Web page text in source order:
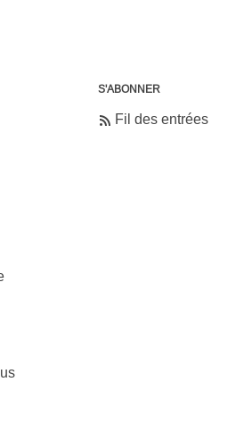
S'ABONNER
Fil des entrées